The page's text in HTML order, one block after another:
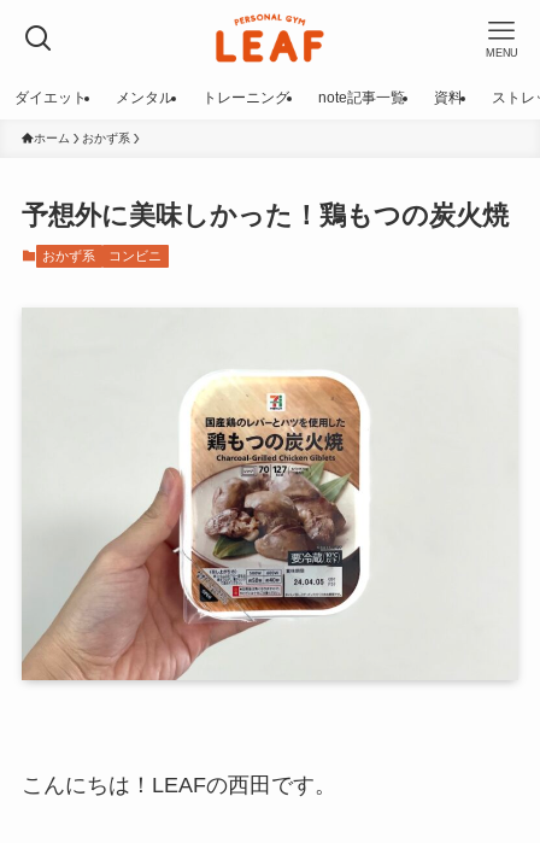
MENU
ダイエット メンタル トレーニング note記事一覧 資料 ストレ
ホーム おかず系
予想外に美味しかった！鶏もつの炭火焼
おかず系 コンビニ
こんにちは！LEAFの西田です。